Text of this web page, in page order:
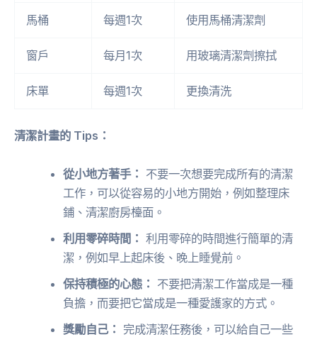
馬桶 每週1次 使用馬桶清潔劑
窗戶 每月1次 用玻璃清潔劑擦拭
床單 每週1次 更換清洗
清潔計畫的 Tips：
從小地方著手： 不要一次想要完成所有的清潔
工作，可以從容易的小地方開始，例如整理床
鋪、清潔廚房檯面。
利用零碎時間： 利用零碎的時間進行簡單的清
潔，例如早上起床後、晚上睡覺前。
保持積極的心態： 不要把清潔工作當成是一種
負擔，而要把它當成是一種愛護家的方式。
獎勵自己： 完成清潔任務後，可以給自己一些